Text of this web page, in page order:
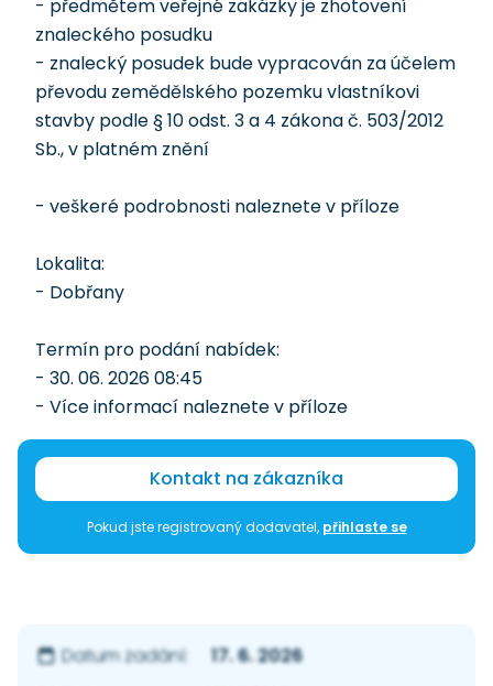
- předmětem veřejné zakázky je zhotovení
znaleckého posudku
- znalecký posudek bude vypracován za účelem
převodu zemědělského pozemku vlastníkovi
stavby podle § 10 odst. 3 a 4 zákona č. 503/2012
Sb., v platném znění
- veškeré podrobnosti naleznete v příloze
Lokalita:
- Dobřany
Termín pro podání nabídek:
- 30. 06. 2026 08:45
- Více informací naleznete v příloze
Kontakt na zákazníka
Pokud jste registrovaný dodavatel, přihlaste se
Datum zadání:
17. 6. 2026